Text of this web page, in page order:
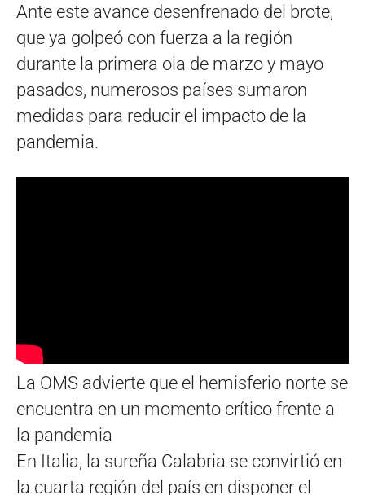
Ante este avance desenfrenado del brote,
que ya golpeó con fuerza a la región
durante la primera ola de marzo y mayo
pasados, numerosos países sumaron
medidas para reducir el impacto de la
pandemia.
La OMS advierte que el hemisferio norte se
encuentra en un momento crítico frente a
la pandemia
En Italia, la sureña Calabria se convirtió en
la cuarta región del país en disponer el